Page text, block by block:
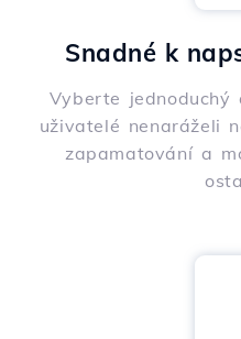
Snadné k
Vyberte
uživatelé nenaráželi
zapamatování a